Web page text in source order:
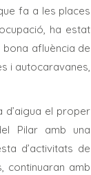
fa a les places
ha estat
afluència de
i autocaravanes,
el proper
Pilar amb una
d’activitats de
continuaran amb